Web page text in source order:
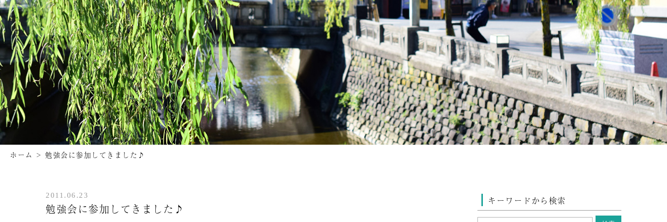
ホーム > 勉強会に参加してきました♪
2011.06.23
勉強会に参加してきました♪
キーワードから検索